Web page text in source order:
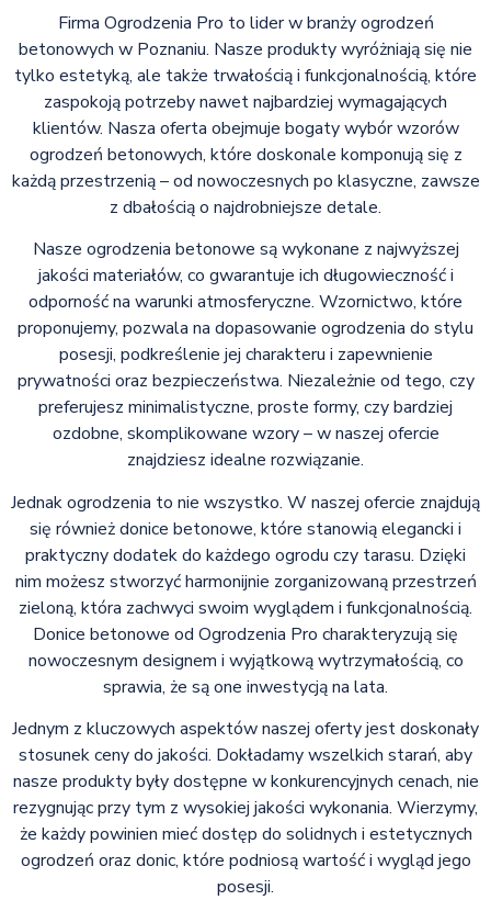
Firma Ogrodzenia Pro to lider w branży ogrodzeń
betonowych w Poznaniu. Nasze produkty wyróżniają się nie
tylko estetyką, ale także trwałością i funkcjonalnością, które
zaspokoją potrzeby nawet najbardziej wymagających
klientów. Nasza oferta obejmuje bogaty wybór wzorów
ogrodzeń betonowych, które doskonale komponują się z
każdą przestrzenią – od nowoczesnych po klasyczne, zawsze
z dbałością o najdrobniejsze detale.
Nasze ogrodzenia betonowe są wykonane z najwyższej
jakości materiałów, co gwarantuje ich długowieczność i
odporność na warunki atmosferyczne. Wzornictwo, które
proponujemy, pozwala na dopasowanie ogrodzenia do stylu
posesji, podkreślenie jej charakteru i zapewnienie
prywatności oraz bezpieczeństwa. Niezależnie od tego, czy
preferujesz minimalistyczne, proste formy, czy bardziej
ozdobne, skomplikowane wzory – w naszej ofercie
znajdziesz idealne rozwiązanie.
Jednak ogrodzenia to nie wszystko. W naszej ofercie znajdują
się również donice betonowe, które stanowią elegancki i
praktyczny dodatek do każdego ogrodu czy tarasu. Dzięki
nim możesz stworzyć harmonijnie zorganizowaną przestrzeń
zieloną, która zachwyci swoim wyglądem i funkcjonalnością.
Donice betonowe od Ogrodzenia Pro charakteryzują się
nowoczesnym designem i wyjątkową wytrzymałością, co
sprawia, że są one inwestycją na lata.
Jednym z kluczowych aspektów naszej oferty jest doskonały
stosunek ceny do jakości. Dokładamy wszelkich starań, aby
nasze produkty były dostępne w konkurencyjnych cenach, nie
rezygnując przy tym z wysokiej jakości wykonania. Wierzymy,
że każdy powinien mieć dostęp do solidnych i estetycznych
ogrodzeń oraz donic, które podniosą wartość i wygląd jego
posesji.